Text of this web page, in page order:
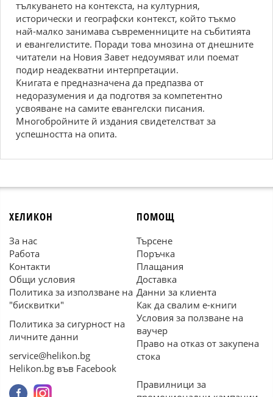
тълкуването на контекста, на културния,
исторически и географски контекст, който тъкмо
най-малко занимава съвременниците на събитията
и евангелистите. Поради това мнозина от днешните
читатели на Новия Завет недоумяват или поемат
подир неадекватни интерпретации.
Книгата е предназначена да предпазва от
недоразумения и да подготвя за компетентно
усвояване на самите евангелски писания.
Многобройните й издания свидетелстват за
успешността на опита.
ХЕЛИКОН
За нас
Работа
Контакти
Общи условия
Политика за използване на
"бисквитки"
Политика за сигурност на
личните данни
service@helikon.bg
Helikon.bg във Facebook
ПОМОЩ
Търсене
Поръчка
Плащания
Доставка
Данни за клиента
Как да свалим е-книги
Условия за ползване на
ваучер
Право на отказ от закупена
стока
Правилници за